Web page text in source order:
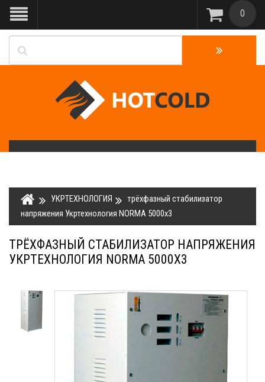
0
УКРТЕХНОЛОГИЯ
трёхфазный стабилизатор
напряжения Укртехнология NORMA 5000х3
ТРЁХФАЗНЫЙ СТАБИЛИЗАТОР НАПРЯЖЕНИЯ
УКРТЕХНОЛОГИЯ NORMA 5000Х3